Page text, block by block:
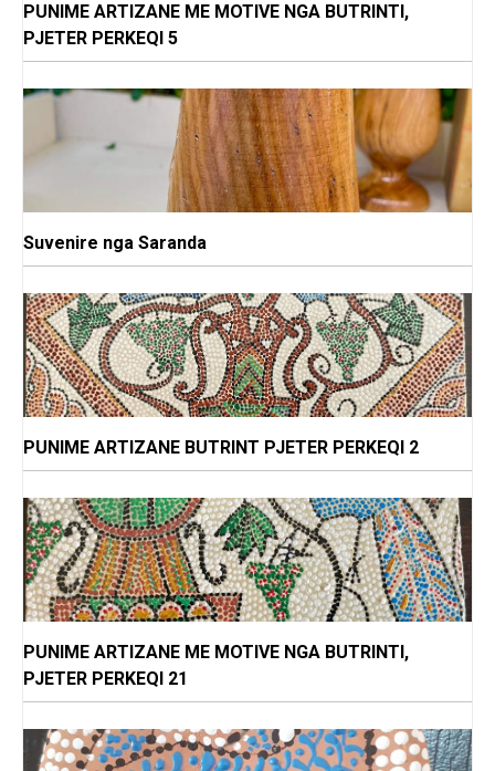
PUNIME ARTIZANE ME MOTIVE NGA BUTRINTI,
PJETER PERKEQI 5
Suvenire nga Saranda
PUNIME ARTIZANE BUTRINT PJETER PERKEQI 2
PUNIME ARTIZANE ME MOTIVE NGA BUTRINTI,
PJETER PERKEQI 21